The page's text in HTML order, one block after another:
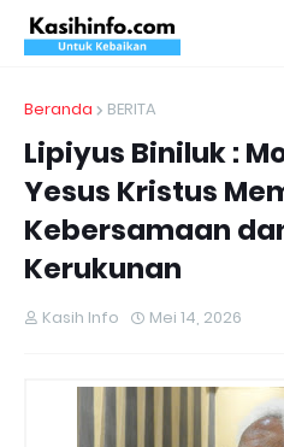
Beranda BERITA
Lipiyus Biniluk :
Yesus Kristus
Kebersamaan
Kerukunan
Kasih Info Mei 14, 2026